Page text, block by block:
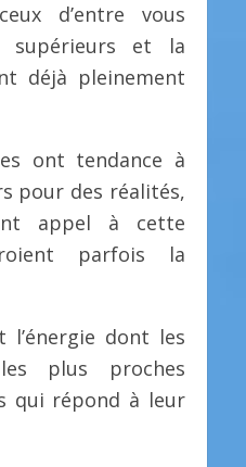
d’entre vous
supérieurs et la
déjà pleinement
ont tendance à
pour des réalités,
appel à cette
parfois la
l’énergie dont les
plus proches
qui répond à leur